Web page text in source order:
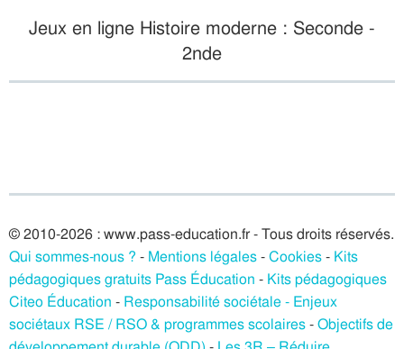
Jeux en ligne Histoire moderne : Seconde -
2nde
© 2010-2026 : www.pass-education.fr - Tous droits réservés.
Qui sommes-nous ? - Mentions légales-Cookies- Kits
pédagogiques gratuits Pass Éducation - Kits pédagogiques
Citeo Éducation - Responsabilité sociétale - Enjeux
sociétaux RSE / RSO & programmes scolaires-Objectifs de